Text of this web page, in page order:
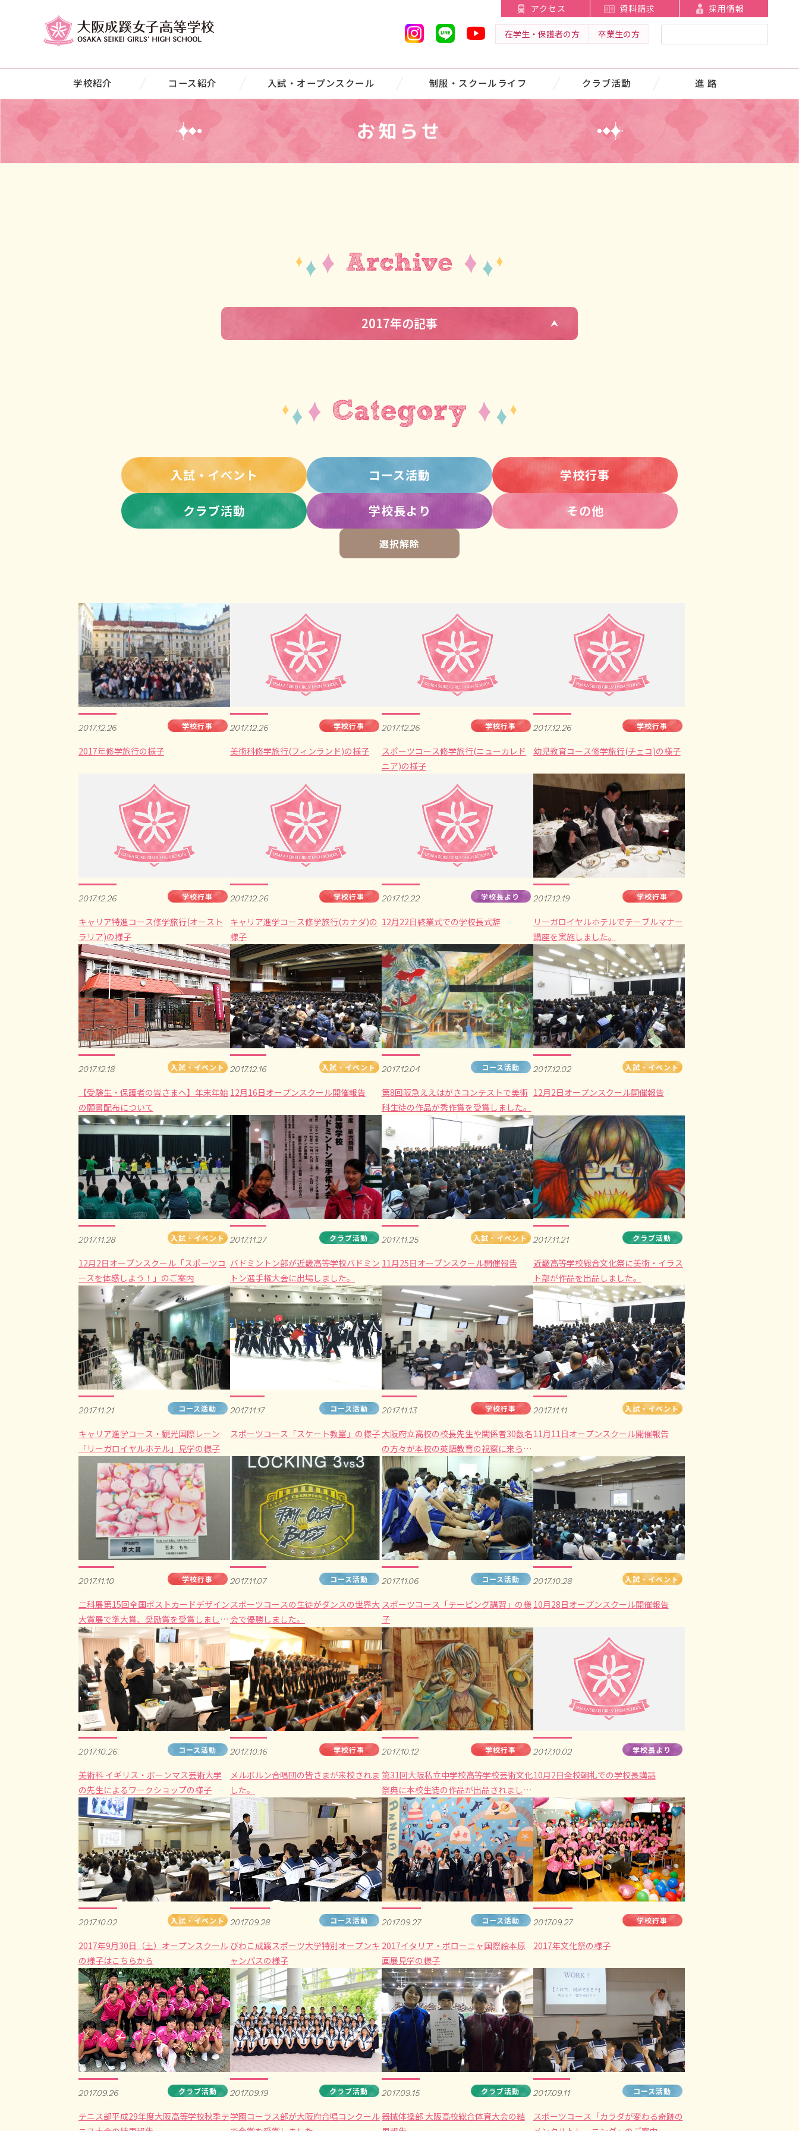
学校紹介 コース紹介 入試・オープンスクール 制服・スクールライフ クラブ活動 進 路
アクセス 資料請求 採用情報
在学生・保護者の方 卒業生の方
お知らせ
2017年の記事
入試・イベント コース活動 学校行事
クラブ活動 学校長より その他
選択解除
2017.12.26 学校行事
2017年修学旅行の様子
2017.12.26 学校行事
美術科修学旅行(フィンランド)の様子
2017.12.26 学校行事
スポーツコース修学旅行(ニューカレド
ニア)の様子
2017.12.26 学校行事
幼児教育コース修学旅行(チェコ)の様子
2017.12.26 学校行事
キャリア特進コース修学旅行(オースト
ラリア)の様子
2017.12.26 学校行事
キャリア進学コース修学旅行(カナダ)の
様子
2017.12.22 学校長より
12月22日終業式での学校長式辞
2017.12.19 学校行事
リーガロイヤルホテルでテーブルマナー
講座を実施しました。
2017.12.18 入試・イベント
【受験生・保護者の皆さまへ】年末年始
の願書配布について
2017.12.16 入試・イベント
12月16日オープンスクール開催報告
2017.12.04 コース活動
第8回阪急ええはがきコンテストで美術
科生徒の作品が秀作賞を受賞しました。
2017.12.02 入試・イベント
12月2日オープンスクール開催報告
2017.11.28 入試・イベント
12月2日オープンスクール「スポーツコ
ースを体感しよう！」のご案内
2017.11.27 クラブ活動
バドミントン部が近畿高等学校バドミン
トン選手権大会に出場しました。
2017.11.25 入試・イベント
11月25日オープンスクール開催報告
2017.11.21 クラブ活動
近畿高等学校総合文化祭に美術・イラス
ト部が作品を出品しました。
2017.11.21 コース活動
キャリア進学コース・観光国際レーン
「リーガロイヤルホテル」見学の様子
2017.11.17 コース活動
スポーツコース「スケート教室」の様子
2017.11.13 学校行事
大阪府立高校の校長先生や関係者30数名
の方々が本校の英語教育の視察に来られ
ました。
2017.11.11 入試・イベント
11月11日オープンスクール開催報告
2017.11.10 学校行事
二科展第15回全国ポストカードデザイン
大賞展で準大賞、奨励賞を受賞しまし
た。
2017.11.07 コース活動
スポーツコースの生徒がダンスの世界大
会で優勝しました。
2017.11.06 コース活動
スポーツコース「テーピング講習」の様
子
2017.10.28 入試・イベント
10月28日オープンスクール開催報告
2017.10.26 コース活動
美術科 イギリス・ボーンマス芸術大学
の先生によるワークショップの様子
2017.10.16 学校行事
メルボルン合唱団の皆さまが来校されま
した。
2017.10.12 学校行事
第31回大阪私立中学校高等学校芸術文化
祭典に本校生徒の作品が出品されまし
た。
2017.10.02 学校長より
10月2日全校朝礼での学校長講話
2017.10.02 入試・イベント
2017年9月30日（土）オープンスクール
の様子はこちらから
2017.09.28 コース活動
びわこ成蹊スポーツ大学特別オープンキ
ャンパスの様子
2017.09.27 コース活動
2017イタリア・ボローニャ国際絵本原
画展見学の様子
2017.09.27 学校行事
2017年文化祭の様子
2017.09.26 クラブ活動
テニス部平成29年度大阪高等学校秋季テ
2017.09.19 クラブ活動
学園コーラス部が大阪府合唱コンクール
2017.09.15 クラブ活動
器械体操部 大阪高校総合体育大会の結
2017.09.11 コース活動
スポーツコース「カラダが変わる奇跡の